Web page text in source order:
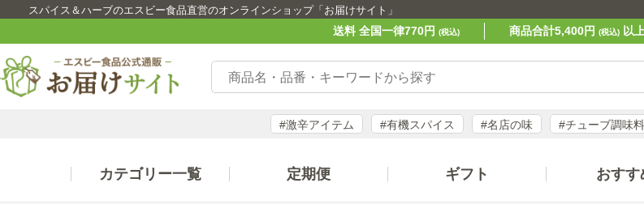
スパイス＆ハーブのエスビー食品直営のオンラインショップ「お届けサイト」
送料 全国一律770円 (税込) 商品合計5,400円 (税込)以
#激辛アイテム #有機スパイス #名店の味 #チューブ調味料
カテゴリー一覧 定期便 ギフト おすす